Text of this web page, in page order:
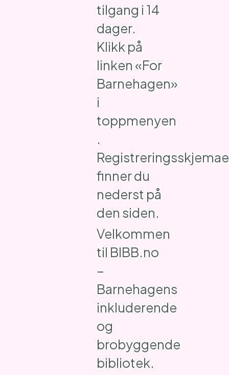
tilgang i 14
dager.
Klikk på
linken «For
Barnehagen»
i
toppmenyen
.
finner du
nederst på
den siden.
Velkommen
til BIBB.no
–
Barnehagens
inkluderende
og
brobyggende
bibliotek.